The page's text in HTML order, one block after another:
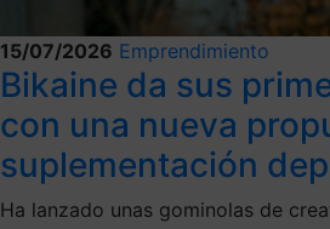
15/07/2026 Emprendimiento
Bikaine da sus
con una nueva
suplementación
Ha lanzado unas gominolas de